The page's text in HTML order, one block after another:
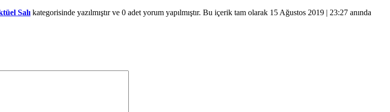
Salı kategorisinde yazılmıştır ve 0 adet yorum yapılmıştır. Bu içerik tam olarak 15 Ağustos 2019 | 23:27 anında